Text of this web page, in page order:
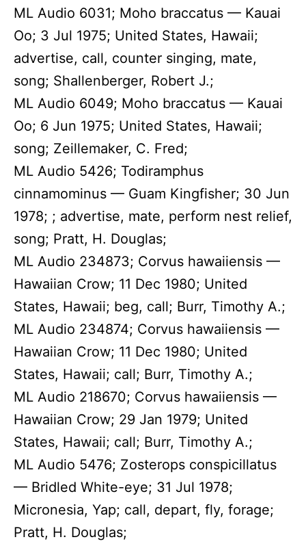
ML Audio 6031; Moho braccatus — Kauai
Oo; 3 Jul 1975; United States, Hawaii;
advertise, call, counter singing, mate,
song; Shallenberger, Robert J.;
ML Audio 6049; Moho braccatus — Kauai
Oo; 6 Jun 1975; United States, Hawaii;
song; Zeillemaker, C. Fred;
ML Audio 5426; Todiramphus
cinnamominus — Guam Kingfisher; 30 Jun
1978; ; advertise, mate, perform nest relief,
song; Pratt, H. Douglas;
ML Audio 234873; Corvus hawaiiensis —
Hawaiian Crow; 11 Dec 1980; United
States, Hawaii; beg, call; Burr, Timothy A.;
ML Audio 234874; Corvus hawaiiensis —
Hawaiian Crow; 11 Dec 1980; United
States, Hawaii; call; Burr, Timothy A.;
ML Audio 218670; Corvus hawaiiensis —
Hawaiian Crow; 29 Jan 1979; United
States, Hawaii; call; Burr, Timothy A.;
ML Audio 5476; Zosterops conspicillatus
— Bridled White-eye; 31 Jul 1978;
Micronesia, Yap; call, depart, fly, forage;
Pratt, H. Douglas;